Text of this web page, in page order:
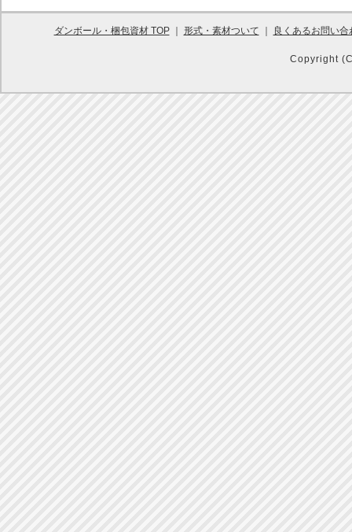
ダンボール・梱包資材 TOP｜ 形式・素材ついて 良くあるお問い合
Copyright